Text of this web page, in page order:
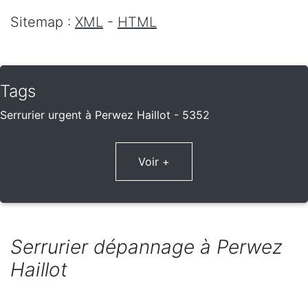
Sitemap : XML - HTML
Tags
Serrurier urgent à Perwez Haillot - 5352
Voir +
Serrurier dépannage à Perwez
Haillot